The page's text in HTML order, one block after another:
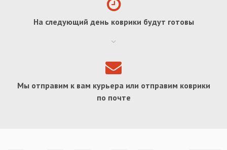
На следующий день коврики будут готовы
Мы отправим к вам курьера или отправим коврики
по почте